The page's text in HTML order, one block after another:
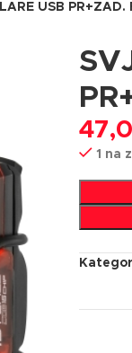
USB PR+ZAD.
1 na